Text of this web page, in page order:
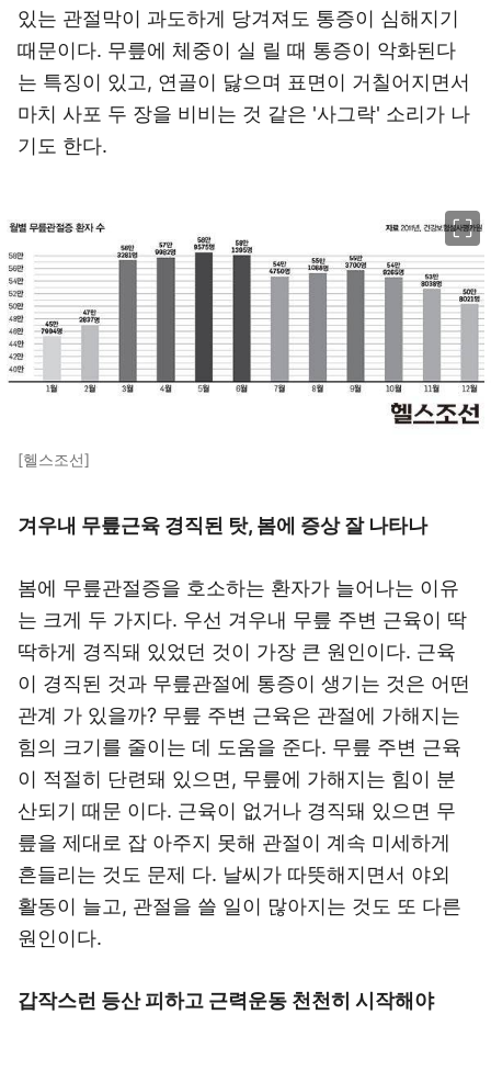
있는 관절막이 과도하게 당겨져도 통증이 심해지기
때문이다. 무릎에 체중이 실 릴 때 통증이 악화된다
는 특징이 있고, 연골이 닳으며 표면이 거칠어지면서
마치 사포 두 장을 비비는 것 같은 '사그락' 소리가 나
기도 한다.
[헬스조선]
겨우내 무릎근육 경직된 탓, 봄에 증상 잘 나타나
봄에 무릎관절증을 호소하는 환자가 늘어나는 이유
는 크게 두 가지다. 우선 겨우내 무릎 주변 근육이 딱
딱하게 경직돼 있었던 것이 가장 큰 원인이다. 근육
이 경직된 것과 무릎관절에 통증이 생기는 것은 어떤
관계 가 있을까? 무릎 주변 근육은 관절에 가해지는
힘의 크기를 줄이는 데 도움을 준다. 무릎 주변 근육
이 적절히 단련돼 있으면, 무릎에 가해지는 힘이 분
산되기 때문 이다. 근육이 없거나 경직돼 있으면 무
릎을 제대로 잡 아주지 못해 관절이 계속 미세하게
흔들리는 것도 문제 다. 날씨가 따뜻해지면서 야외
활동이 늘고, 관절을 쓸 일이 많아지는 것도 또 다른
원인이다.
갑작스런 등산 피하고 근력운동 천천히 시작해야